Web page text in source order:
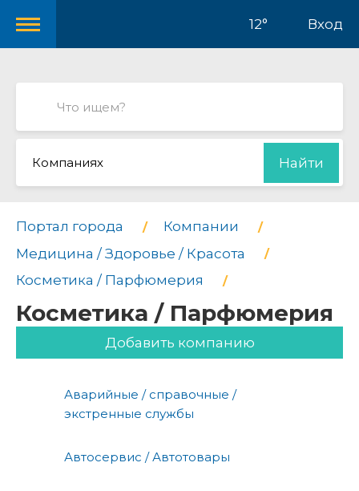
12° Вход
Компаниях Найти
Портал города
Компании
Медицина / Здоровье / Красота
Косметика / Парфюмерия
Косметика / Парфюмерия
Добавить компанию
Аварийные / справочные /
экстренные службы
Автосервис / Автотовары